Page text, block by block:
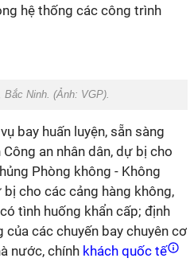
hệ thống các công trình
Bắc Ninh. (Ảnh: VGP).
bay huấn luyện, sẵn sàng
an nhân dân, dự bị cho
Phòng không - Không
cho các cảng hàng không,
tình huống khẩn cấp; định
các chuyến bay chuyên cơ
nước, chính khách quốc tế